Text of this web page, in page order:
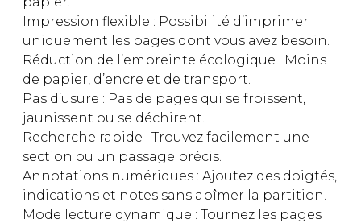
Impression flexible : Possibilité d’imprimer
uniquement les pages dont vous avez besoin.
Réduction de l’empreinte écologique : Moins
de papier, d’encre et de transport.
Pas d’usure : Pas de pages qui se froissent,
jaunissent ou se déchirent.
Recherche rapide : Trouvez facilement une
section ou un passage précis.
Annotations numériques : Ajoutez des doigtés,
indications et notes sans abîmer la partition.
Mode lecture dynamique : Tournez les pages